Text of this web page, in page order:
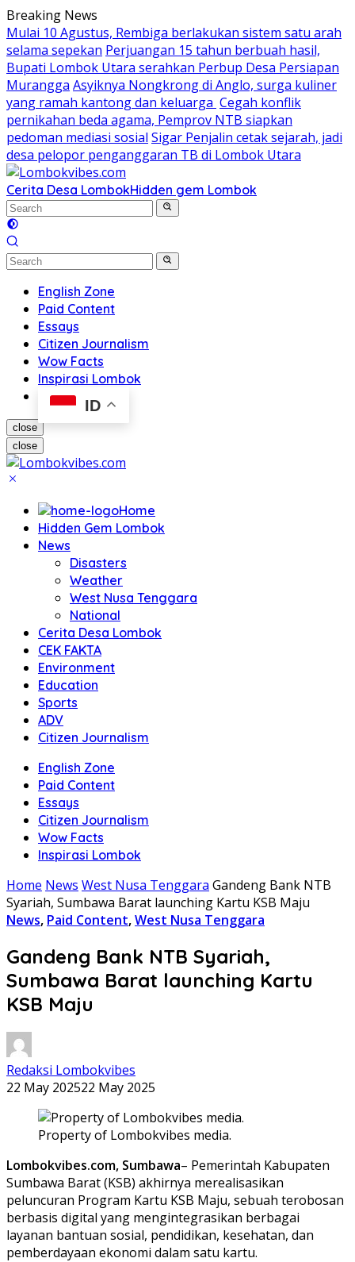
Skip
to
content
Breaking News
Mulai 10 Agustus, Rembiga berlakukan sistem satu arah
selama sepekan Perjuangan 15 tahun berbuah hasil,
Bupati Lombok Utara serahkan Perbup Desa Persiapan
Murangga Asyiknya Nongkrong di Anglo, surga kuliner
yang ramah kantong dan keluarga Cegah konflik
pernikahan beda agama, Pemprov NTB siapkan
pedoman mediasi sosial Sigar Penjalin cetak sejarah, jadi
desa pelopor penganggaran TB di Lombok Utara
Cerita Desa LombokHidden gem Lombok
English Zone
Paid Content
Essays
Citizen Journalism
Wow Facts
Inspirasi Lombok
ID
close
close
Home
Hidden Gem Lombok
News
Disasters
Weather
West Nusa Tenggara
National
Cerita Desa Lombok
CEK FAKTA
Environment
Education
Sports
ADV
Citizen Journalism
English Zone
Paid Content
Essays
Citizen Journalism
Wow Facts
Inspirasi Lombok
Home News West Nusa Tenggara Gandeng Bank NTB
Syariah, Sumbawa Barat launching Kartu KSB Maju
News, Paid Content,West Nusa Tenggara
Gandeng Bank NTB Syariah,
Sumbawa Barat launching Kartu
KSB Maju
Redaksi Lombokvibes
22 May 202522 May 2025
Property of Lombokvibes media.
Lombokvibes.com, Sumbawa– Pemerintah Kabupaten
Sumbawa Barat (KSB) akhirnya merealisasikan
peluncuran Program Kartu KSB Maju, sebuah terobosan
berbasis digital yang mengintegrasikan berbagai
layanan bantuan sosial, pendidikan, kesehatan, dan
pemberdayaan ekonomi dalam satu kartu.